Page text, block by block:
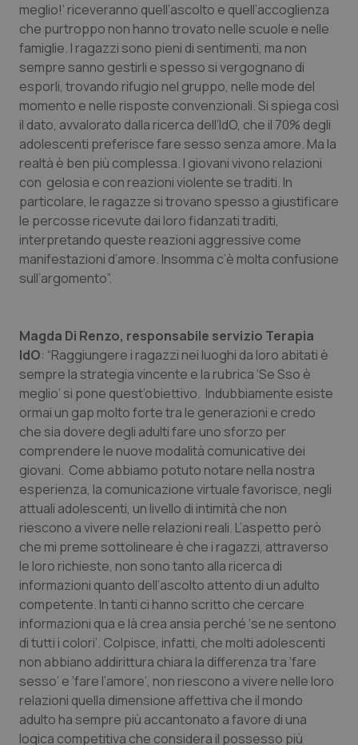
Vaccini
meglio!’ riceveranno quell’ascolto e quell’accoglienza
che purtroppo non hanno trovato nelle scuole e nelle
famiglie. I ragazzi sono pieni di sentimenti, ma non
sempre sanno gestirli e spesso si vergognano di
esporli, trovando rifugio nel gruppo, nelle mode del
momento e nelle risposte convenzionali. Si spiega così
il dato, avvalorato dalla ricerca dell’IdO, che il 70% degli
adolescenti preferisce fare sesso senza amore. Ma la
realtà è ben più complessa. I giovani vivono relazioni
con gelosia e con reazioni violente se traditi. In
particolare, le ragazze si trovano spesso a giustificare
le percosse ricevute dai loro fidanzati traditi,
interpretando queste reazioni aggressive come
manifestazioni d’amore. Insomma c’è molta confusione
sull’argomento”.
Magda Di Renzo, responsabile servizio Terapia
IdO: “Raggiungere i ragazzi nei luoghi da loro abitati è
sempre la strategia vincente e la rubrica ‘Se Sso è
meglio’ si pone quest’obiettivo. Indubbiamente esiste
ormai un gap molto forte tra le generazioni e credo
che sia dovere degli adulti fare uno sforzo per
comprendere le nuove modalità comunicative dei
giovani. Come abbiamo potuto notare nella nostra
esperienza, la comunicazione virtuale favorisce, negli
attuali adolescenti, un livello di intimità che non
riescono a vivere nelle relazioni reali. L’aspetto però
che mi preme sottolineare è che i ragazzi, attraverso
le loro richieste, non sono tanto alla ricerca di
informazioni quanto dell’ascolto attento di un adulto
competente. In tanti ci hanno scritto che cercare
informazioni qua e là crea ansia perché ‘se ne sentono
di tutti i colori’. Colpisce, infatti, che molti adolescenti
non abbiano addirittura chiara la differenza tra ‘fare
sesso’ e ‘fare l’amore’, non riescono a vivere nelle loro
relazioni quella dimensione affettiva che il mondo
adulto ha sempre più accantonato a favore di una
logica competitiva che considera il possesso più